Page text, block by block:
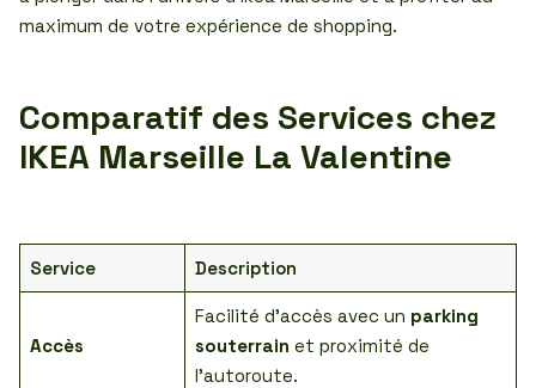
maximum de votre expérience de shopping.
Comparatif des Services chez
IKEA Marseille La Valentine
Service Description
Accès
Facilité d’accès avec un parking
souterrain et proximité de
l’autoroute.